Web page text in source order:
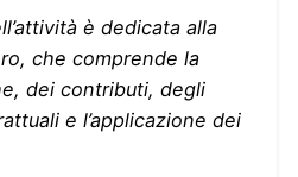
è dedicata alla
che comprende la
dei contributi, degli
e l’applicazione dei